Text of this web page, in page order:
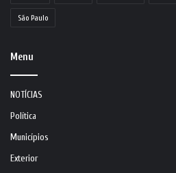
São Paulo
Menu
NOTÍCIAS
Política
Municípios
Exterior